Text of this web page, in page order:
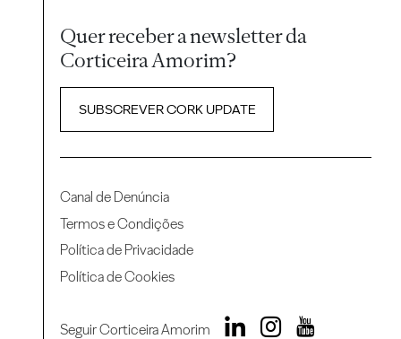
Quer receber a newsletter da
Corticeira Amorim?
SUBSCREVER CORK UPDATE
Canal de Denúncia
Termos e Condições
Política de Privacidade
Política de Cookies
Seguir Corticeira Amorim